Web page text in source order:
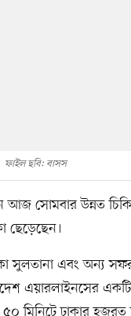
ফাইল ছবি: বাসস
আজ সোমবার উন্নত
ছেড়েছেন।
সুলতানা এবং অন্য
এয়ারলাইনসের